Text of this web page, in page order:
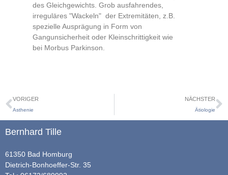
des Gleichgewichts. Grob ausfahrendes,
irreguläres "Wackeln" der Extremitäten, z.B.
spezielle Ausprägung in Form von
Gangunsicherheit oder Kleinschrittigkeit wie
bei Morbus Parkinson.
VORIGER
Asthenie
NÄCHSTER
Ätiologie
Bernhard Tille
61350 Bad Homburg
Dietrich-Bonhoeffer-Str. 35